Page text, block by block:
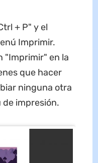
+ P" y el
Imprimir.
"Imprimir" en la
que hacer
ninguna otra
impresión.